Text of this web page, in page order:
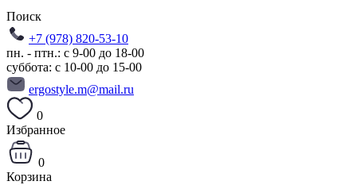
Поиск
+7 (978) 820-53-10
пн. - птн.: с 9-00 до 18-00
суббота: с 10-00 до 15-00
ergostyle.m@mail.ru
0
Избранное
0
Корзина